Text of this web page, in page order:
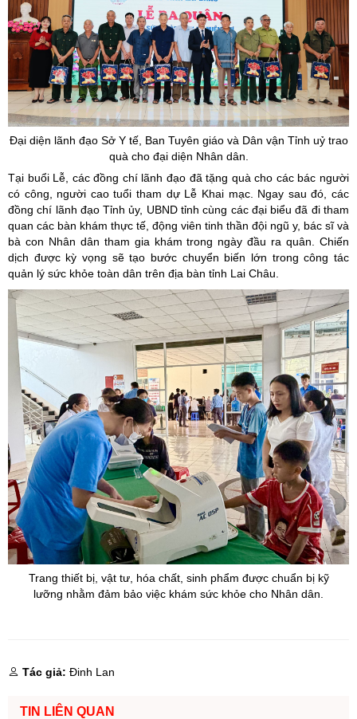
Đại diện lãnh đạo Sở Y tế, Ban Tuyên giáo và Dân vận Tỉnh uỷ trao
quà cho đại diện Nhân dân.
Tại buổi Lễ, các đồng chí lãnh đạo đã tặng quà cho các bác người
có công, người cao tuổi tham dự Lễ Khai mạc. Ngay sau đó, các
đồng chí lãnh đạo Tỉnh ủy, UBND tỉnh cùng các đại biểu đã đi tham
quan các bàn khám thực tế, động viên tinh thần đội ngũ y, bác sĩ và
bà con Nhân dân tham gia khám trong ngày đầu ra quân. Chiến
dịch được kỳ vọng sẽ tạo bước chuyển biến lớn trong công tác
quản lý sức khỏe toàn dân trên địa bàn tỉnh Lai Châu.
Trang thiết bị, vật tư, hóa chất, sinh phẩm được chuẩn bị kỹ
lưỡng nhằm đảm bảo việc khám sức khỏe cho Nhân dân.
Tác giả: Đinh Lan
TIN LIÊN QUAN